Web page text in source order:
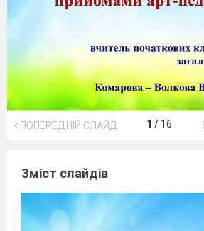
ПОПЕРЕДНІЙ СЛАЙД 1 / 16
Зміст слайдів